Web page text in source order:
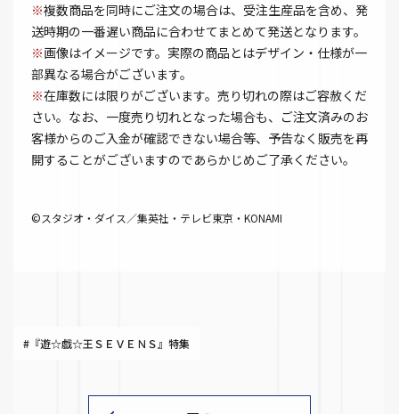
※複数商品を同時にご注文の場合は、受注生産品を含め、発
送時期の一番遅い商品に合わせてまとめて発送となります。
※画像はイメージです。実際の商品とはデザイン・仕様が一
部異なる場合がございます。
※在庫数には限りがございます。売り切れの際はご容赦くだ
さい。なお、一度売り切れとなった場合も、ご注文済みのお
客様からのご入金が確認できない場合等、予告なく販売を再
開することがございますのであらかじめご了承ください。
©スタジオ・ダイス／集英社・テレビ東京・KONAMI
#『遊☆戯☆王ＳＥＶＥＮＳ』特集